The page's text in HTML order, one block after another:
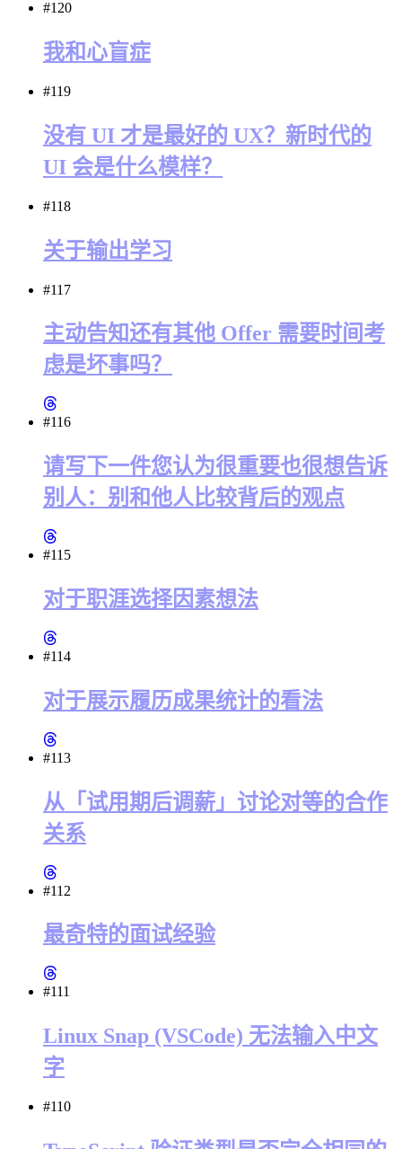
#120
我和心盲症
#119
没有 UI 才是最好的 UX？新时代的
UI 会是什么模样？
#118
关于输出学习
#117
主动告知还有其他 Offer 需要时间考
虑是坏事吗？
#116
请写下一件您认为很重要也很想告诉
别人：别和他人比较背后的观点
#115
对于职涯选择因素想法
#114
对于展示履历成果统计的看法
#113
从「试用期后调薪」讨论对等的合作
关系
#112
最奇特的面试经验
#111
Linux Snap (VSCode) 无法输入中文
字
#110